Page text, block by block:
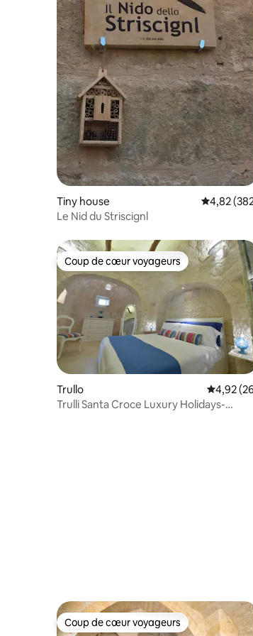
Tiny house
4,82
Le Nid du Striscignl
Coup de cœur voyageurs
Coup de cœur voyageurs
Trullo
4,92
Trulli Santa Croce Luxury Holidays-
Coup de cœur voyageurs
Coup de cœur voyageurs